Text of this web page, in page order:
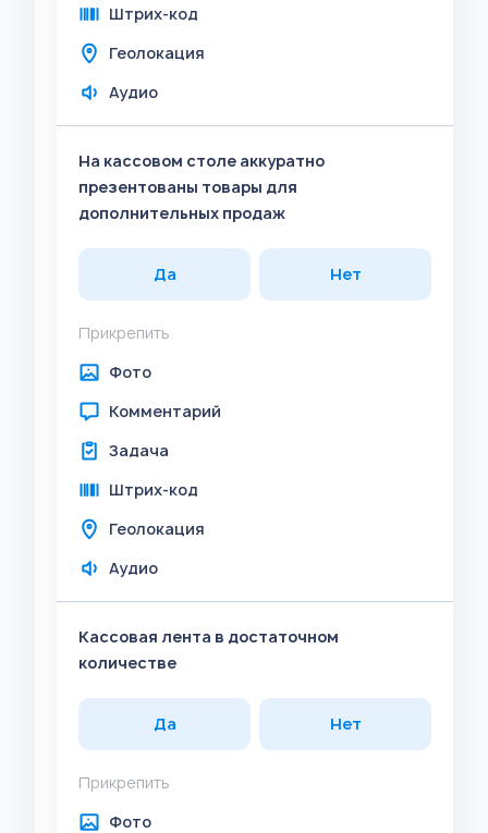
Штрих-код
Геолокация
Аудио
На кассовом столе аккуратно
презентованы товары для
дополнительных продаж
Да Нет
Прикрепить
Фото
Комментарий
Задача
Штрих-код
Геолокация
Аудио
Кассовая лента в достаточном
количестве
Да Нет
Прикрепить
Фото